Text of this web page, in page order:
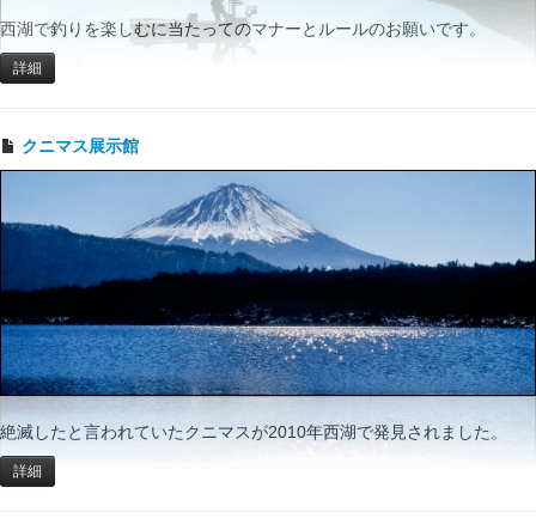
西湖で釣りを楽しむに当たってのマナーとルールのお願いです。
詳細
クニマス展示館
絶滅したと言われていたクニマスが2010年西湖で発見されました。
詳細